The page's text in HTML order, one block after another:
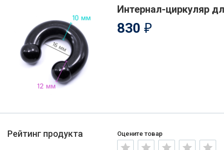
Интернал-циркуляр
830 ₽
Рейтинг продукта Оцените товар